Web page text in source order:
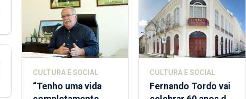
CULTURA E SOCIAL
“Tenho uma vida
CULTURA E SOCIAL
Fernando Tordo vai